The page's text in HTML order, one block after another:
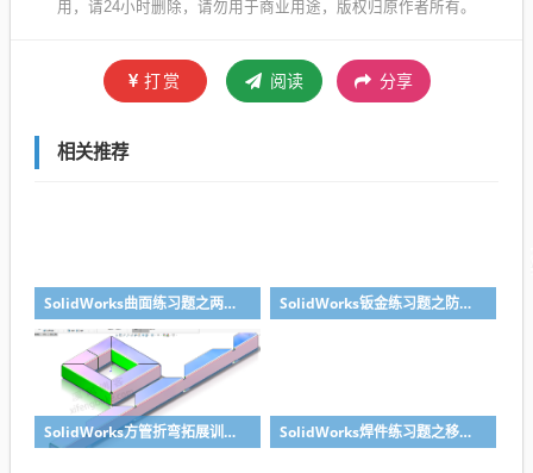
用，请24小时删除，请勿用于商业用途，版权归原作者所有。
打赏 阅读 分享
相关推荐
SolidWorks曲面练习题之两步踢凳建模，看似曲面实则特征 SolidWorks钣金练习题之防松档卡建模，钣金命令综合练习
SolidWorks方管折弯拓展训练，你会了吗？ SolidWorks焊件练习题之移动小矮凳，思路对了就不难